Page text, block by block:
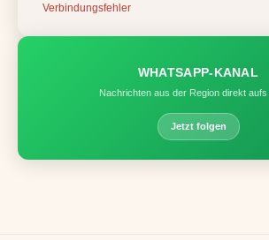
Verbindungsfehler
WHATSAPP-KANAL
Nachrichten aus der Region direkt
Jetzt folgen